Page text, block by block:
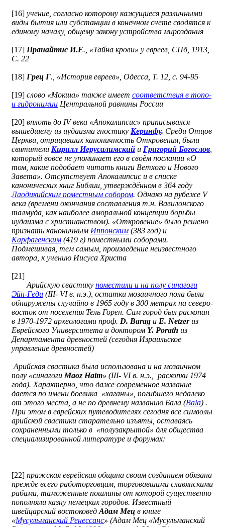
[16] учение, согласно которому кажущиеся различными
виды бытия или субстанции в конечном счете сводятся к
единому началу, общему закону устройства мироздания
[17] Пранайтис И.Е., «Тайна крови» у евреев, CПб, 1913,
С. 22
[18] Грец Г., «История евреев», Одесса, Т. 12, с. 94-95
[19] слово «Мокша» также имеет соответствия в топо-
и гидронимии Центральной равнины России
[20] вплоть до IV века «Апокалипсис» приписывался
вышедшему из иудаизма гностику Керинфу. Среди Отцов
Церкви, отрицавших каноничность Откровения, были
святители Кирилл Иерусалимский и Григорий Богослов
который вовсе не упоминает его в своём послании «О
том, какие подобает читать книги Ветхого и Нового
Завета». Отсутствует Апокалипсис и в списке
канонических книг Библии, утверждённом в 364 году
Лаодикийским поместным собором. Однако на рубеже V
века (времени окончания составления т.н. Вавилонского
талмуда, как наиболее аморальной концепции борьбы
иудаизма с христианством). «Откровение» было решено
признать каноничным Иппонским (383 год) и
Карфагенским (419 г) поместными соборами.
Подмешивая, тем самым, произведение неизвестного
автора, к учению Иисуса Христа
[21]
Арийскую свастику поместили и на полу синагоги
Эйн-Геди (III- VI в. н.э.), остатки мозаичного пола были
обнаружены случайно в 1965 году в 300 метрах на северо-
восток от поселения Тель Горен. Сам город был раскопан
в 1970-1972 археологами проф. D. Barag и E. Netzerиз
Еврейского Университета и доктором Y. Porath из
Департамента древностей (сегодня Израильское
управление древностей)
Арийская свастика была использована и на мозаичном
полу «синагоги Maoz Haim» (III- VI в. н.э., раскопки 1974
года). Характерно, что даже современное название
дается по имени боевика «хаганы», погибшего недалеко
от этого места, а не по древнему названию Бала (Bala) .
При этом в еврейских путеводителях сегодня все символы
арийской свастики старательно изъяты, оставаясь
сохраненными только в «полузакрытой» для общества
специализированной литературе и форумах:
[22] пражская еврейская община своим созданием обязана
прежде всего работорговцам, торговавшими славянскими
рабами, таможенные пошлины от которой существенно
пополняли казну немецких городов. Известный
швейцарский востоковед Адам Мец в книге
«Мусульманский Ренессанс» (Адам Мец «Мусульманский